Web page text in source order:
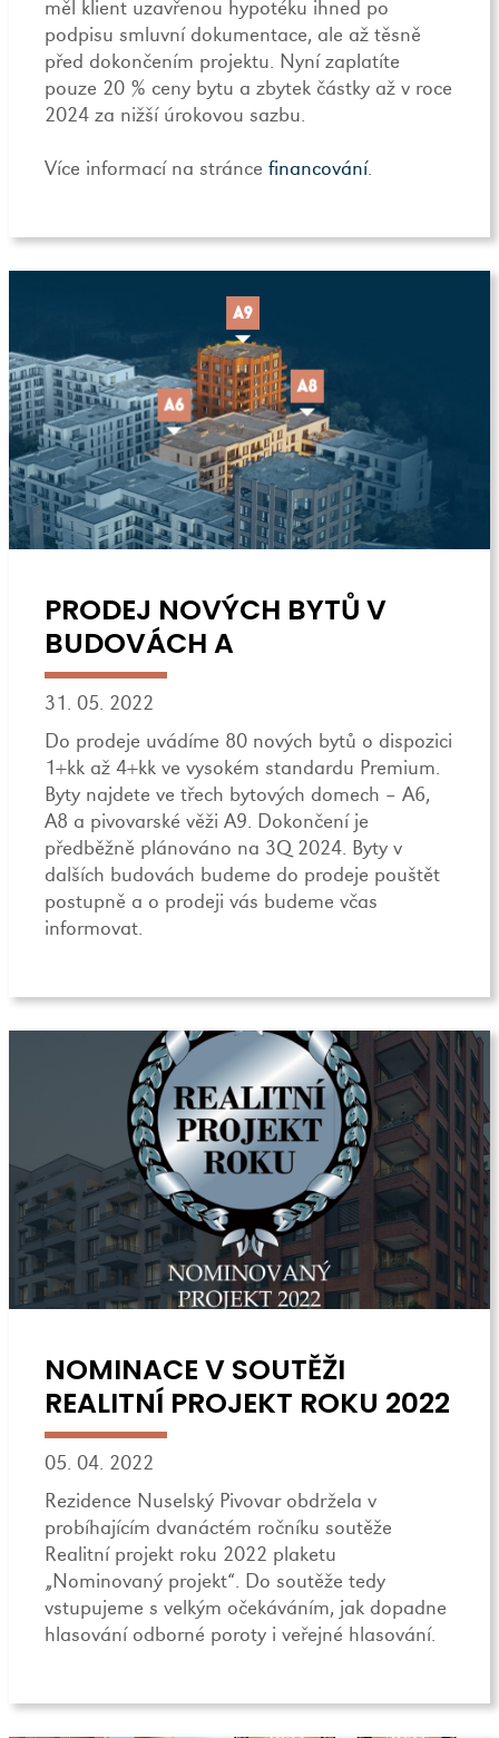
měl klient uzavřenou hypotéku ihned po
podpisu smluvní dokumentace, ale až těsně
před dokončením projektu. Nyní zaplatíte
pouze 20 % ceny bytu a zbytek částky až v roce
2024 za nižší úrokovou sazbu.
Více informací na stránce financování.
PRODEJ NOVÝCH BYTŮ V
BUDOVÁCH A
31. 05. 2022
Do prodeje uvádíme 80 nových bytů o dispozici
1+kk až 4+kk ve vysokém standardu Premium.
Byty najdete ve třech bytových domech – A6,
A8 a pivovarské věži A9. Dokončení je
předběžně plánováno na 3Q 2024. Byty v
dalších budovách budeme do prodeje pouštět
postupně a o prodeji vás budeme včas
informovat.
NOMINACE V SOUTĚŽI
REALITNÍ PROJEKT ROKU 2022
05. 04. 2022
Rezidence Nuselský Pivovar obdržela v
probíhajícím dvanáctém ročníku soutěže
Realitní projekt roku 2022 plaketu
„Nominovaný projekt“. Do soutěže tedy
vstupujeme s velkým očekáváním, jak dopadne
hlasování odborné poroty i veřejné hlasování.